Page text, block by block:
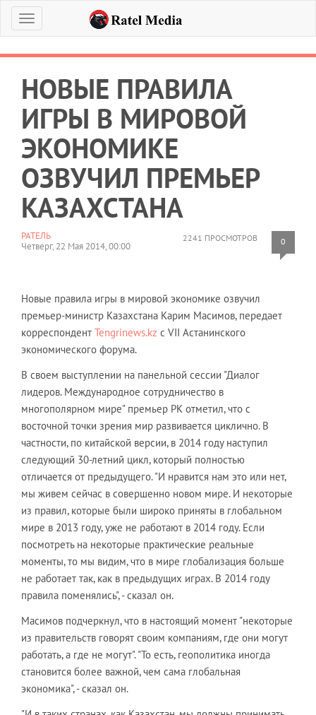
Меню
НОВЫЕ ПРАВИЛА
ИГРЫ В МИРОВОЙ
ЭКОНОМИКЕ
ОЗВУЧИЛ ПРЕМЬЕР
КАЗАХСТАНА
2241 ПРОСМОТРОВ 0
РАТЕЛЬ
Четверг, 22 Мая 2014, 00:00
Новые правила игры в мировой экономике озвучил
премьер-министр Казахстана Карим Масимов, передает
корреспондент Tengrinews.kz с VII Астанинского
экономического форума.
В своем выступлении на панельной сессии "Диалог
лидеров. Международное сотрудничество в
многополярном мире" премьер РК отметил, что с
восточной точки зрения мир развивается циклично. В
частности, по китайской версии, в 2014 году наступил
следующий 30-летний цикл, который полностью
отличается от предыдущего. "И нравится нам это или нет,
мы живем сейчас в совершенно новом мире. И некоторые
из правил, которые были широко приняты в глобальном
мире в 2013 году, уже не работают в 2014 году. Если
посмотреть на некоторые практические реальные
моменты, то мы видим, что в мире глобализация больше
не работает так, как в предыдущих играх. В 2014 году
правила поменялись", - сказал он.
Масимов подчеркнул, что в настоящий момент "некоторые
из правительств говорят своим компаниям, где они могут
работать, а где не могут". "То есть, геополитика иногда
становится более важной, чем сама глобальная
экономика", - сказал он.